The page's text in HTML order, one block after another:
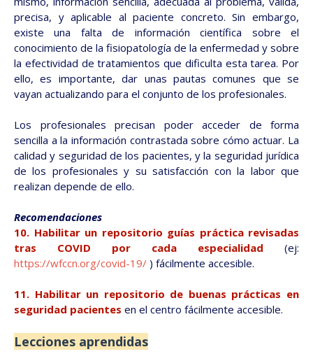
precisa, y aplicable al paciente concreto. Sin embargo,
existe una falta de información científica sobre el
conocimiento de la fisiopatología de la enfermedad y sobre
la efectividad de tratamientos que dificulta esta tarea. Por
ello, es importante, dar unas pautas comunes que se
vayan actualizando para el conjunto de los profesionales.
Los profesionales precisan poder acceder de forma
sencilla a la información contrastada sobre cómo actuar. La
calidad y seguridad de los pacientes, y la seguridad jurídica
de los profesionales y su satisfacción con la labor que
realizan depende de ello.
Recomendaciones
10. Habilitar un repositorio guías práctica revisadas
tras COVID por cada especialidad (ej:
https://wfccn.org/covid-19/ ) fácilmente accesible.
11. Habilitar un repositorio de buenas prácticas en
seguridad pacientes en el centro fácilmente accesible.
Lecciones aprendidas